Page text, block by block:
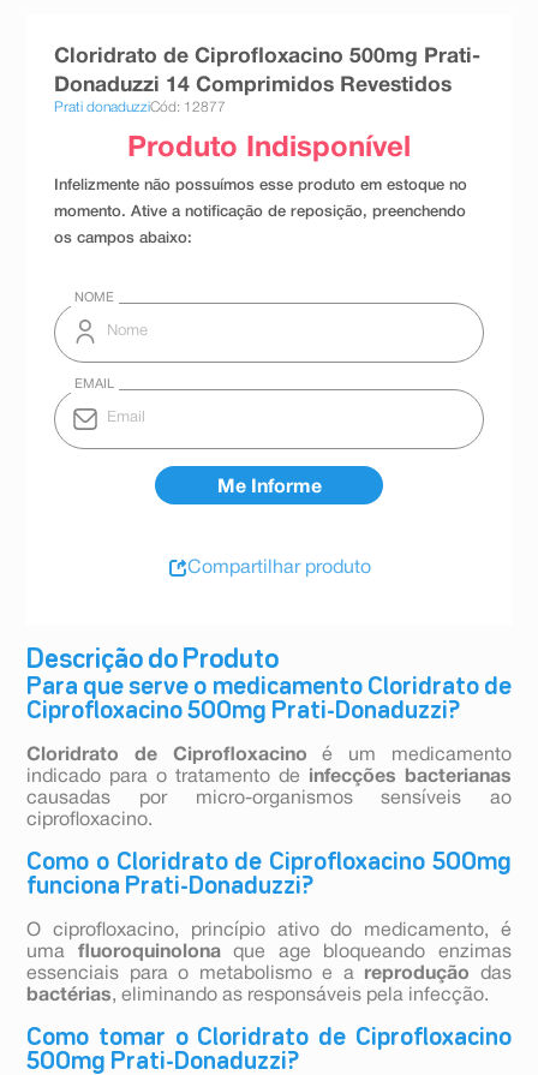
teste gravidez
10º esmalte
Descrição do Produto
Para que serve o medicamento Cloridrato de
Ciprofloxacino 500mg Prati-Donaduzzi?
Cloridrato de Ciprofloxacino é um medicamento
indicado para o tratamento de infecções bacterianas
causadas por micro-organismos sensíveis ao
ciprofloxacino.
Como o Cloridrato de Ciprofloxacino 500mg
funciona Prati-Donaduzzi?
O ciprofloxacino, princípio ativo do medicamento, é
uma fluoroquinolonaque age bloqueando enzimas
essenciais para o metabolismo e a reprodução das
bactérias, eliminando as responsáveis pela infecção.
Como tomar o Cloridrato de Ciprofloxacino
500mg Prati-Donaduzzi?
Cloridrato de Ciprofloxacino 500mg Prati-
Donaduzzi 14 Comprimidos Revestidos
Prati donaduzziCód: 12877
Compartilhar produto